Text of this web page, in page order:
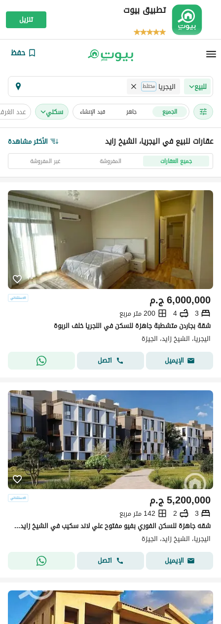
تطبيق بيوت
تنزيل
حفظ
للبيع اليجريا مختلط
الجميع جاهز قيد الإنشاء سكني عدد
عقارات للبيع في اليجريا، الشيخ زايد الأكثر مشاهدة
جميع العقارات المفروشة غير المفروشة
ج.م6,000,000
3
4
200 متر مربع
شقة بجاردن متشطبة جاهزة للسكن في اللجريا خلف الربوة
اليجريا، الشيخ زايد، الجيزة
الإيميل
اتصل
ج.م5,200,000
3
2
142 متر مربع
شقه جاهزة للسكن الفوري بفيو مفتوح علي لاند سكيب في الشيخ زايد من سوديك
اليجريا، الشيخ زايد، الجيزة
الإيميل
اتصل